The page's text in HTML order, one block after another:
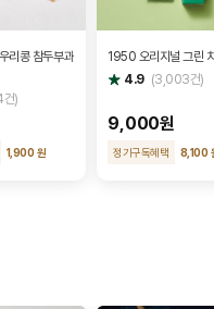
리콩 참두부과
건)
1,900 원
1950 오리지널 그린
별
점
4.9 (3,003건)
9,000원
정기구독혜택 8,100